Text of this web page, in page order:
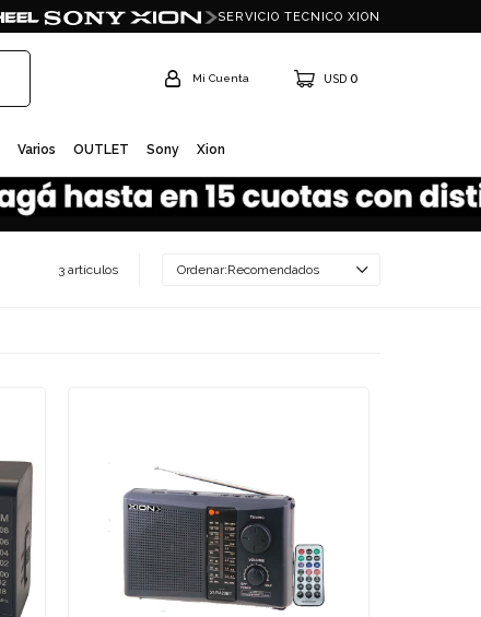
Varios OUTLET Sony Xion
USD 0
SERVICIO TECNICO XION
3 artículos Recomendados